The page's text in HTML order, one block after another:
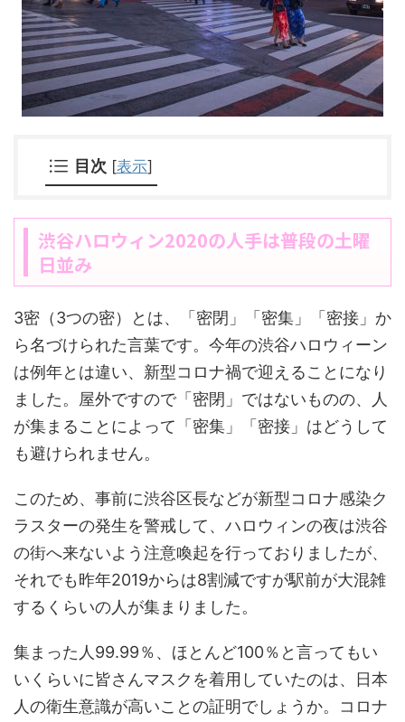
目次 [表示]
渋谷ハロウィン2020の人手は普段の土曜
日並み
3密（3つの密）とは、「密閉」「密集」「密接」か
ら名づけられた言葉です。今年の渋谷ハロウィーン
は例年とは違い、新型コロナ禍で迎えることになり
ました。屋外ですので「密閉」ではないものの、人
が集まることによって「密集」「密接」はどうして
も避けられません。
このため、事前に渋谷区長などが新型コロナ感染ク
ラスターの発生を警戒して、ハロウィンの夜は渋谷
の街へ来ないよう注意喚起を行っておりましたが、
それでも昨年2019からは8割減ですが駅前が大混雑
するくらいの人が集まりました。
集まった人99.99％、ほとんど100％と言ってもい
いくらいに皆さんマスクを着用していたのは、日本
人の衛生意識が高いことの証明でしょうか。コロナ